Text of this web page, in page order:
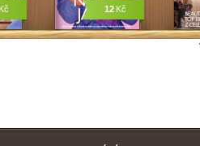
Kč 12 Kč